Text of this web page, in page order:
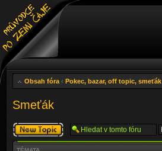
Obsah fóra ‹ Pokec, bazar, off topic, smeťák
Smeťák
Odeslat nové
téma